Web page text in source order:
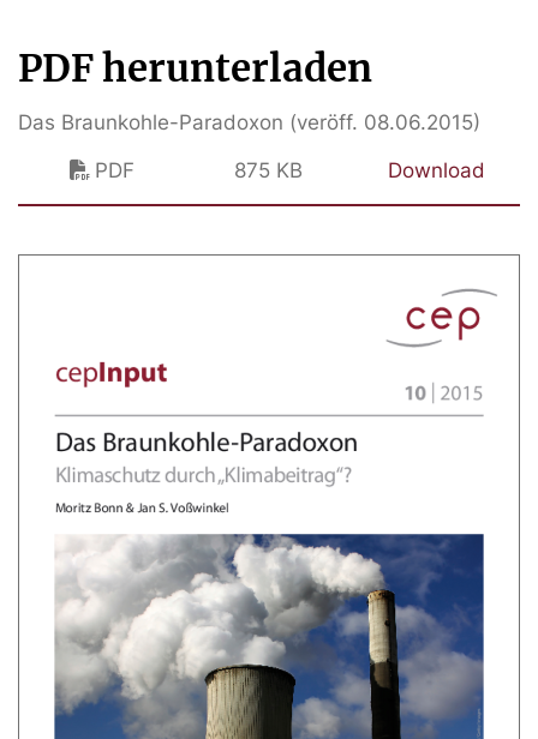
PDF herunterladen
Das Braunkohle-Paradoxon (veröff. 08.06.2015)
PDF
875 KB Download